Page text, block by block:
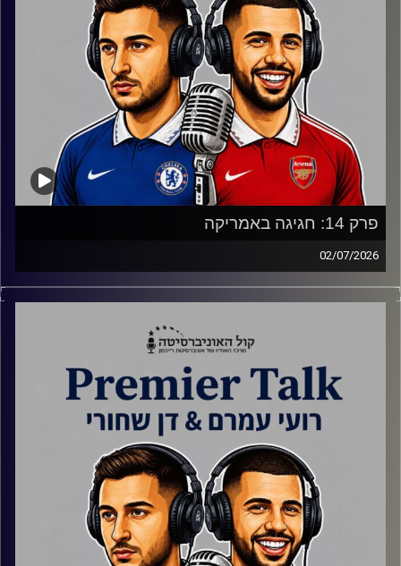
פרק 14: חגיגה באמריקה
02/07/2026
סיכום שלב הבתים במונדיאל והכנות לשלבי הנוקאאוט.
קרדיט תמונות:
Gemini